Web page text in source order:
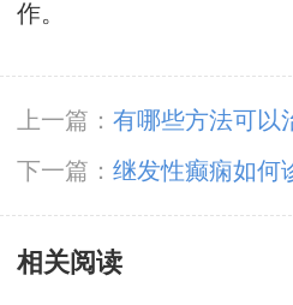
作。
上一篇： 有哪些方法可以
下一篇： 继发性癫痫如何
相关阅读